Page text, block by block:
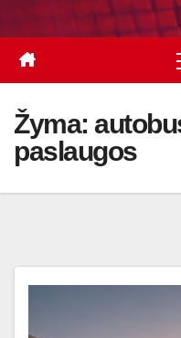
Žyma:
paslaugos